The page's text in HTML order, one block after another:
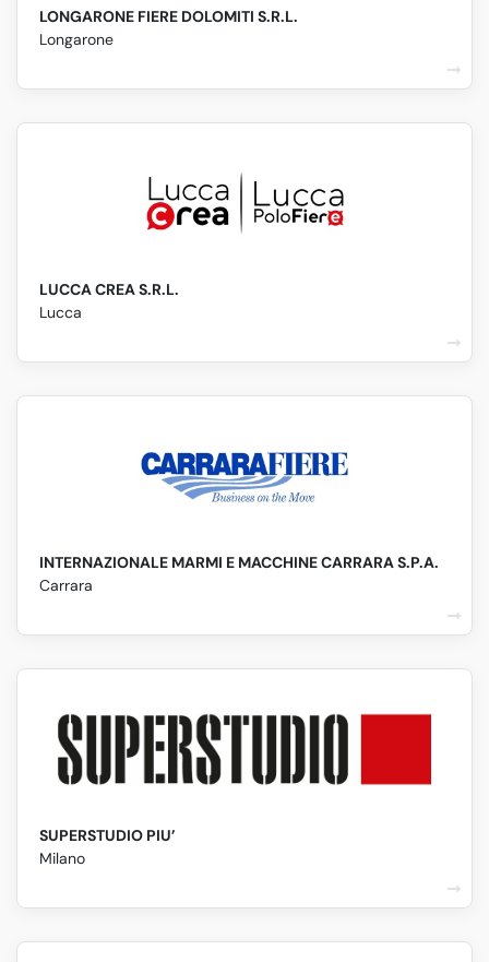
LONGARONE FIERE DOLOMITI S.R.L.
Longarone
LUCCA CREA S.R.L.
Lucca
INTERNAZIONALE MARMI E MACCHINE CARRARA S.P.A.
Carrara
SUPERSTUDIO PIU’
Milano